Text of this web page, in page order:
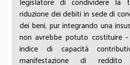
ex art. 161 l.f. tale data
parte del Tribunale. La
debito originario e il valore del
comporta l’emersione di un
di reddito (da appostare a
Tali note contabili non
riduzione dei debiti in sede di
dei beni, pur integrando una
non avrebbe potuto costituire
indice di capacità
manifestazione di reddito